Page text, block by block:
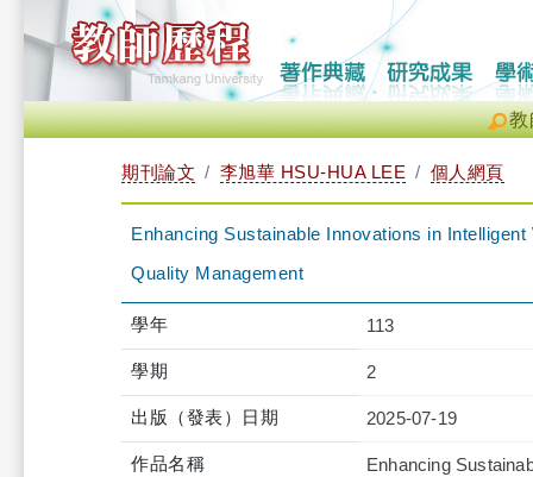
教
期刊論文 李旭華 HSU-HUA LEE 個人網頁
Enhancing Sustainable Innovations in
Quality Management
學年 113
學期 2
出版（發表）日期 2025-07-19
作品名稱
Enhancing